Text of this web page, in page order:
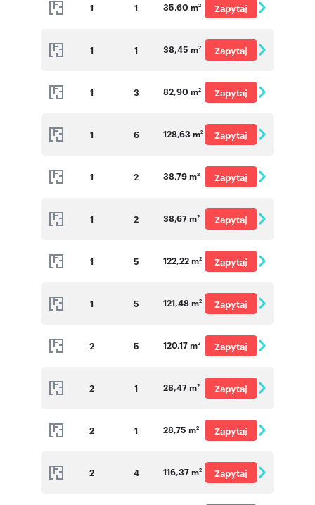
1 1 35,60 m2
Zapytaj
1 1 38,45 m2
Zapytaj
1 3 82,90 m2
Zapytaj
1 6 128,63 m2
Zapytaj
1 2 38,79 m2
Zapytaj
1 2 38,67 m2
Zapytaj
1 5 122,22 m2
Zapytaj
1 5 121,48 m2
Zapytaj
2 5 120,17 m2
Zapytaj
2 1 28,47 m2
Zapytaj
2 1 28,75 m2
Zapytaj
2 4 116,37 m2
Zapytaj